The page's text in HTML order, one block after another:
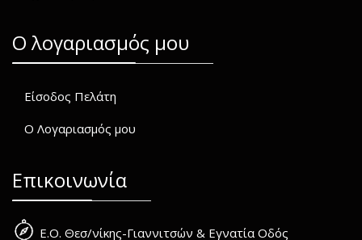
O λογαριασμός μου
Είσοδος Πελάτη
Ο Λογαριασμός μου
Επικοινωνία
Ε.Ο. Θεσ/νίκης-Γιαννιτσών & Εγνατία Οδός